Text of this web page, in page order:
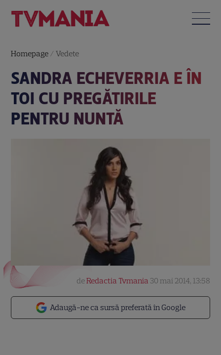
Homepage /Vedete
SANDRA ECHEVERRIA E ÎN
TOI CU PREGĂTIRILE
PENTRU NUNTĂ
Adaugă-ne ca sursă preferată în Google
deRedactia Tvmania 30 mai 2014, 13:58